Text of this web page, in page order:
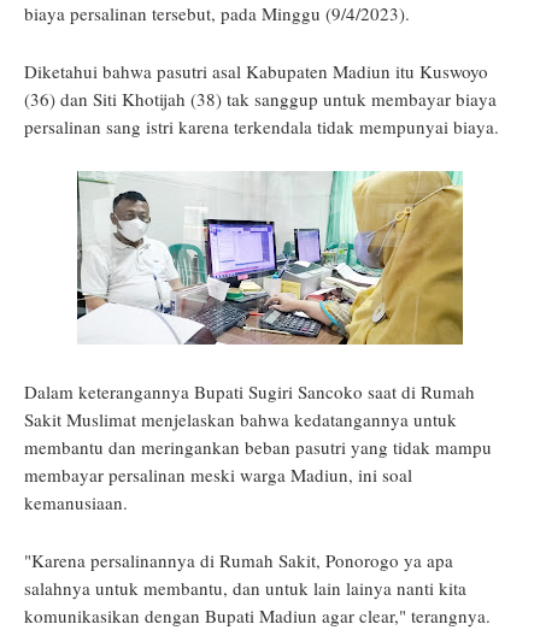
biaya persalinan tersebut, pada Minggu (9/4/2023).
Diketahui bahwa pasutri asal Kabupaten Madiun itu Kuswoyo
(36) dan Siti Khotijah (38) tak sanggup untuk membayar biaya
persalinan sang istri karena terkendala tidak mempunyai biaya.
Dalam keterangannya Bupati Sugiri Sancoko saat di Rumah
Sakit Muslimat menjelaskan bahwa kedatangannya untuk
membantu dan meringankan beban pasutri yang tidak mampu
membayar persalinan meski warga Madiun, ini soal
kemanusiaan.
"Karena persalinannya di Rumah Sakit, Ponorogo ya apa
salahnya untuk membantu, dan untuk lain lainya nanti kita
komunikasikan dengan Bupati Madiun agar clear," terangnya.